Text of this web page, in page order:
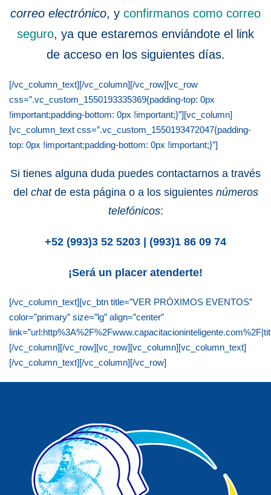
correo electrónico, y confirmanos como correo
seguro, ya que estaremos enviándote el link
de acceso en los siguientes días.
[/vc_column_text][/vc_column][/vc_row][vc_row
css=”.vc_custom_1550193335369{padding-top: 0px
!important;padding-bottom: 0px !important;}”][vc_column]
[vc_column_text css=”.vc_custom_1550193472047{padding-
top: 0px !important;padding-bottom: 0px !important;}”]
Si tienes alguna duda puedes contactarnos a través
del chatde esta página o a los siguientes números
telefónicos:
+52 (993)3 52 5203 | (993)1 86 09 74
¡Será un placer atenderte!
[/vc_column_text][vc_btn title=”VER PRÓXIMOS EVENTOS”
color=”primary” size=”lg” align=”center”
[/vc_column][/vc_row][vc_row][vc_column][vc_column_text]
[/vc_column_text][/vc_column][/vc_row]